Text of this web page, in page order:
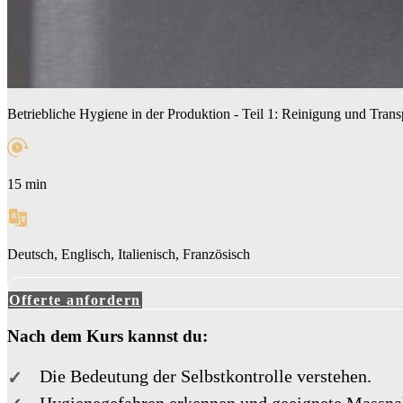
Betriebliche Hygiene in der Produktion - Teil 1: Reinigung und
15 min
Deutsch, Englisch, Italienisch, Französisch
Offerte anfordern
Nach dem Kurs kannst du:
Die Bedeutung der Selbstkontrolle verstehen.